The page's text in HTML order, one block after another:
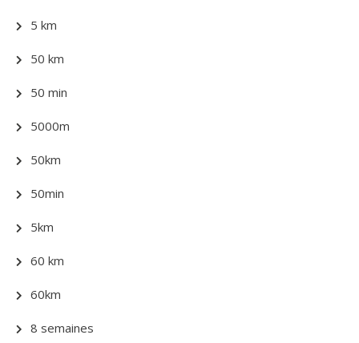
5 km
50 km
50 min
5000m
50km
50min
5km
60 km
60km
8 semaines